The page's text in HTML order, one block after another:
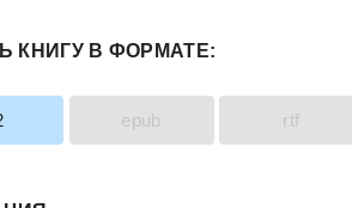
КНИГУ В ФОРМАТЕ:
epub rtf